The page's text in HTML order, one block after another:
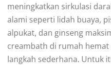
meningkatkan sirkulasi
alami seperti lidah buaya,
alpukat, dan ginseng
creambath di rumah
langkah sederhana. Untuk